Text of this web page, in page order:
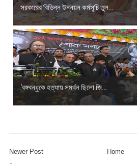
সরকারের বিভিন্ন উন্নয়ন কর্মসূচি তুল...
‘বঙ্গবন্ধুকে হত্যায় সমর্থন ছিলো জি...
Newer Post
Home